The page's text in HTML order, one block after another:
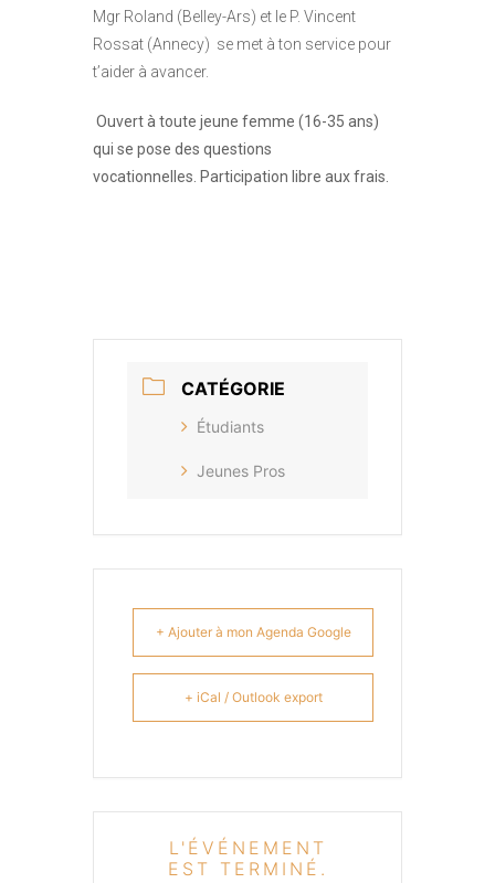
Mgr Roland (Belley-Ars) et le P. Vincent
Rossat (Annecy) se met à ton service pour
t’aider à avancer.
Ouvert à toute jeune femme (16-35 ans)
qui se pose des questions
vocationnelles. Participation libre aux frais.
CATÉGORIE
Étudiants
Jeunes Pros
+ Ajouter à mon Agenda Google
+ iCal / Outlook export
L'ÉVÉNEMENT
EST TERMINÉ.